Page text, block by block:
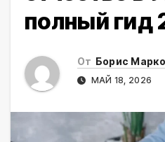
полный гид
От Борис
МАЙ 18, 2026